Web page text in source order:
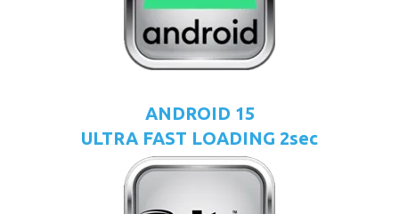
ANDROID 15
ULTRA FAST LOADING 2sec